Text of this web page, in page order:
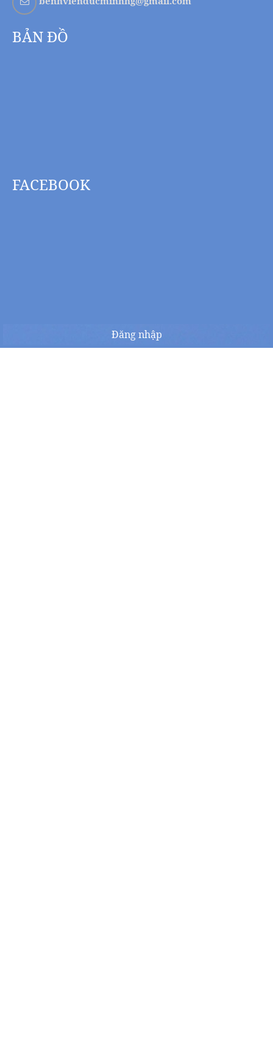
BẢN ĐỒ
FACEBOOK
Đăng nhập